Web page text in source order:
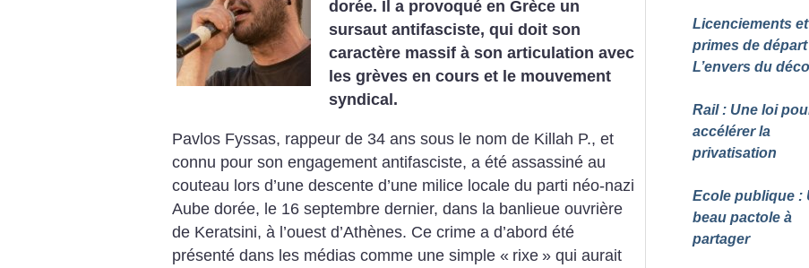
dorée. Il a provoqué en Grèce un
sursaut antifasciste, qui doit son
caractère massif à son articulation avec
les grèves en cours et le mouvement
syndical.
Pavlos Fyssas, rappeur de 34 ans sous le nom de Killah P., et
connu pour son engagement antifasciste, a été assassiné au
couteau lors d’une descente d’une milice locale du parti néo-nazi
Aube dorée, le 16 septembre dernier, dans la banlieue ouvrière
de Keratsini, à l’ouest d’Athènes. Ce crime a d’abord été
présenté dans les médias comme une simple « rixe » qui aurait
Licenciements et
primes de
L’envers du
Rail : Une loi
accélérer la
privatisation
Ecole publique :
beau pactole à
partager